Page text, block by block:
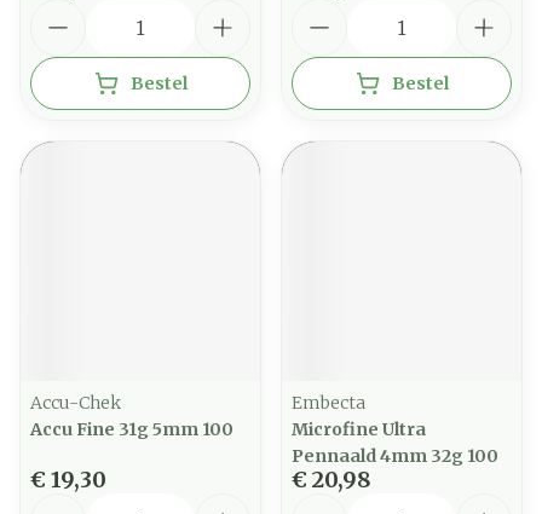
Bestel Bestel
Accu-Chek
Accu Fine 31g 5mm 100
€ 19,30
Embecta
Microfine Ultra
Pennaald 4mm 32g 100
€ 20,98